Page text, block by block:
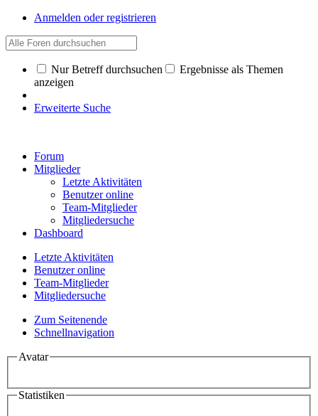
Anmelden oder registrieren
Nur Betreff durchsuchen
Ergebnisse als Themen
anzeigen
Erweiterte Suche
Forum
Mitglieder
Letzte Aktivitäten
Benutzer online
Team-Mitglieder
Mitgliedersuche
Dashboard
Letzte Aktivitäten
Benutzer online
Team-Mitglieder
Mitgliedersuche
Zum Seitenende
Schnellnavigation
Avatar
Statistiken